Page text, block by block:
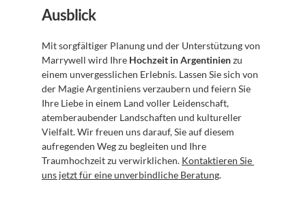
Ausblick
Mit sorgfältiger Planung und der Unterstützung von
Marrywell wird Ihre Hochzeit in Argentinien zu
einem unvergesslichen Erlebnis. Lassen Sie sich von
der Magie Argentiniens verzaubern und feiern Sie
Ihre Liebe in einem Land voller Leidenschaft,
atemberaubender Landschaften und kultureller
Vielfalt. Wir freuen uns darauf, Sie auf diesem
aufregenden Weg zu begleiten und Ihre
Traumhochzeit zu verwirklichen. Kontaktieren Sie
uns jetzt für eine unverbindliche Beratung.